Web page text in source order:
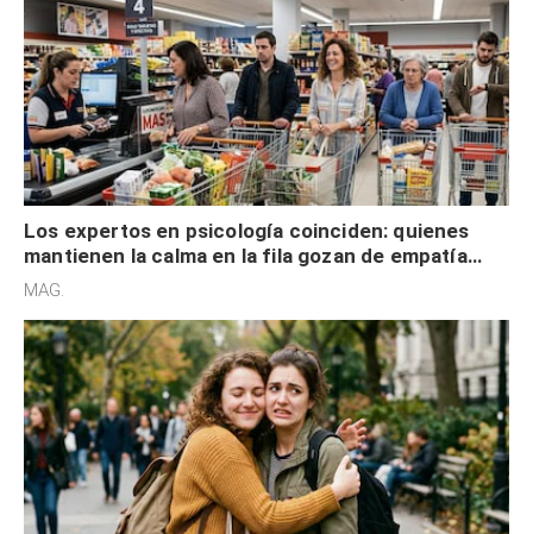
Los expertos en psicología coinciden: quienes
mantienen la calma en la fila gozan de empatía
cognitiva, gratitud y no solo tienen autocontrol
MAG.